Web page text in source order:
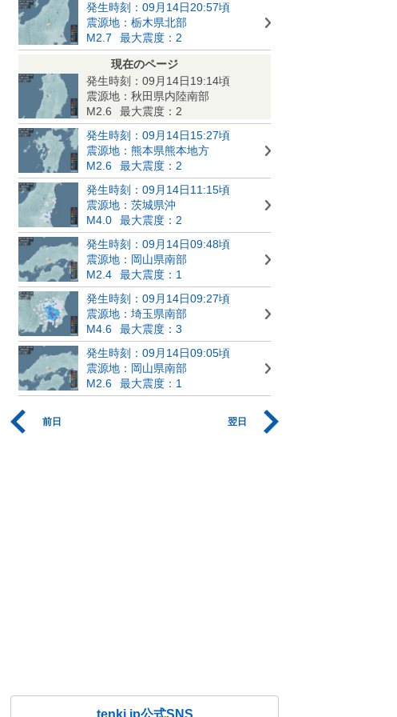
発生時刻：09月14日20:57頃
震源地：栃木県北部
M2.7
最大震度：2
現在のページ
発生時刻：09月14日19:14頃
震源地：秋田県内陸南部
M2.6
最大震度：2
発生時刻：09月14日15:27頃
震源地：熊本県熊本地方
M2.6
最大震度：2
発生時刻：09月14日11:15頃
震源地：茨城県沖
M4.0
最大震度：2
発生時刻：09月14日09:48頃
震源地：岡山県南部
M2.4
最大震度：1
発生時刻：09月14日09:27頃
震源地：埼玉県南部
M4.6
最大震度：3
発生時刻：09月14日09:05頃
震源地：岡山県南部
M2.6
最大震度：1
前日 翌日
tenki.jp公式SNS